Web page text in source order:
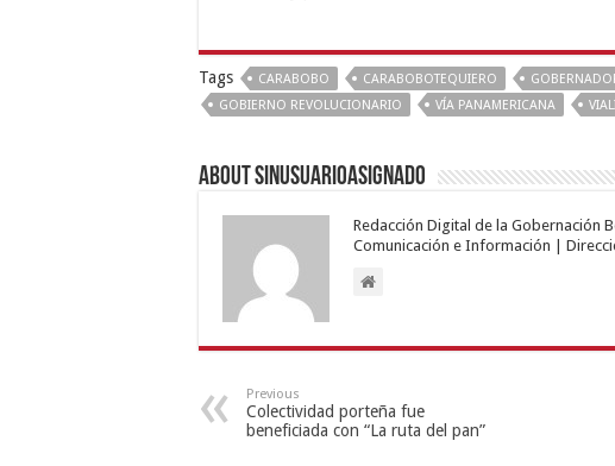
Tags CARABOBO CARABOBOTEQUIERO
GOBIERNO REVOLUCIONARIO
VÍA PANAMERICANA
About sinusuarioasignado
Redacción Digital de la Gobernación
Comunicación e Información |
Previous
Colectividad porteña fue
beneficiada con “La ruta del pan”